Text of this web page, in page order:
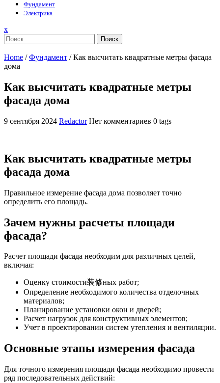
Фундамент
Электрика
xЗакрыть
меню
Поиск
Home /Фундамент /Как высчитать квадратные метры фасада
дома
Как высчитать квадратные метры
фасада дома
9 сентября 2024 Redactor Нет комментариев 0 tags
Как высчитать квадратные метры
фасада дома
Правильное измерение фасада дома позволяет точно
определить его площадь.
Зачем нужны расчеты площади
фасада?
Расчет площади фасада необходим для различных целей,
включая:
Оценку стоимости装修ных работ;
Определение необходимого количества отделочных
материалов;
Планирование установки окон и дверей;
Расчет нагрузок для конструктивных элементов;
Учет в проектировании систем утепления и вентиляции.
Основные этапы измерения фасада
Для точного измерения площади фасада необходимо провести
ряд последовательных действий: